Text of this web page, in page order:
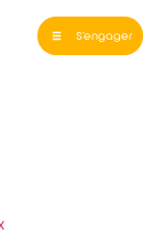
S'engager